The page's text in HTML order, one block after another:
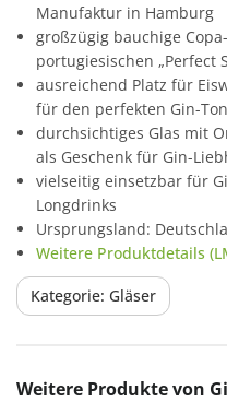
Manufaktur in Hamburg
großzügig bauchige
portugiesischen „Perfect
ausreichend Platz für
für den perfekten Gin-
durchsichtiges Glas mit
als Geschenk für Gin-
vielseitig einsetzbar für
Longdrinks
Ursprungsland:
Weitere Produktdetails
Kategorie: Gläser
Produktgalerie überspringen
Weitere Produkte von